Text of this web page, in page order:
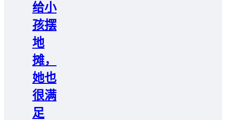
给小
孩摆
地
摊，
她也
很满
足